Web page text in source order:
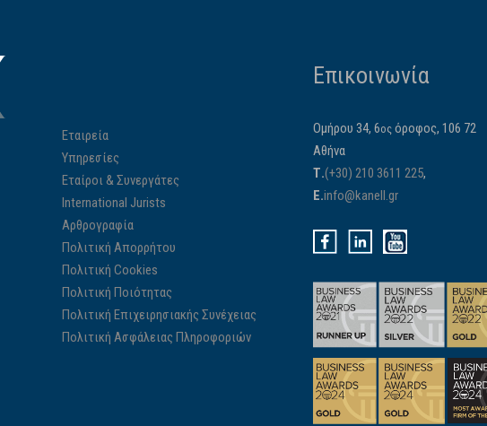
Εταιρεία
Υπηρεσίες
Εταίροι & Συνεργάτες
International Jurists
Αρθρογραφία
Πολιτική Απορρήτου
Πολιτική Cookies
Πολιτική Ποιότητας
Πολιτική Επιχειρησιακής Συνέχειας
Πολιτική Ασφάλειας Πληροφοριών
Επικοινωνία
Ομήρου 34, 6ος όροφος, 106 72
Αθήνα
Τ.(+30) 210 3611 225,
E.info@kanell.gr